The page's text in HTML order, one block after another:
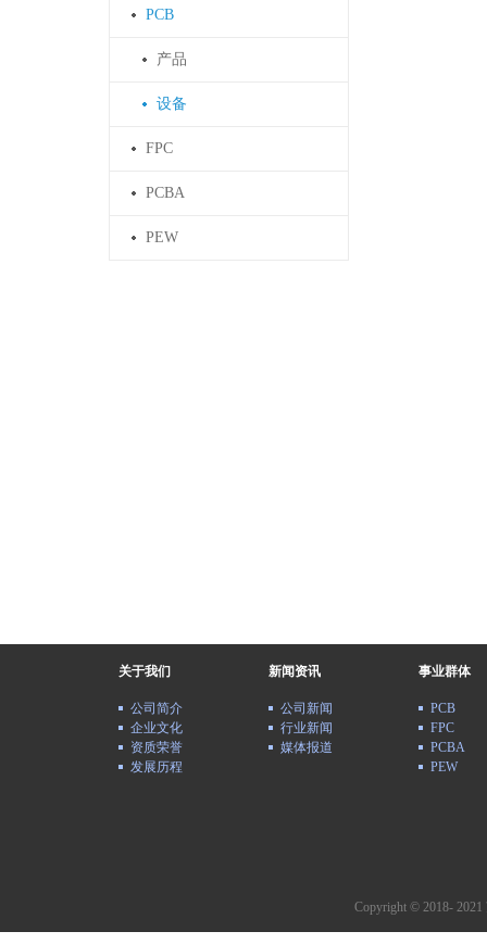
PCB
产品
设备
FPC
PCBA
PEW
关于我们
公司简介
企业文化
资质荣誉
发展历程
新闻资讯
公司新闻
行业新闻
媒体报道
事业群体
PCB
FPC
PCBA
PEW
Copyright © 2018-